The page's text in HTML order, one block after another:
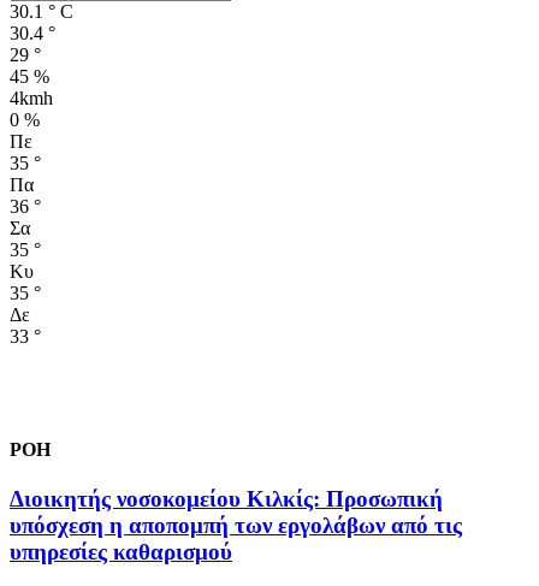
30.1 ° C
30.4 °
29 °
45 %
4kmh
0 %
Πε
35 °
Πα
36 °
Σα
35 °
Κυ
35 °
Δε
33 °
ΡΟΗ
Διοικητής νοσοκομείου Κιλκίς: Προσωπική
υπόσχεση η αποπομπή των εργολάβων από τις
υπηρεσίες καθαρισμού